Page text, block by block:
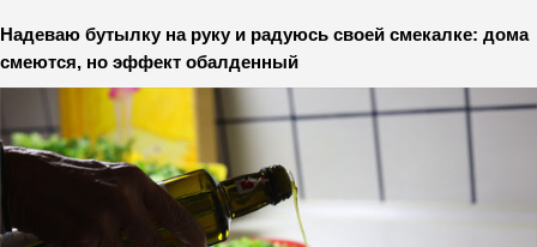
Надеваю бутылку на руку и радуюсь своей смекалке: дома
смеются, но эффект обалденный